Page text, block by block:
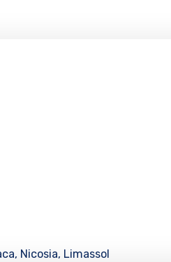
Nicosia, Limassol